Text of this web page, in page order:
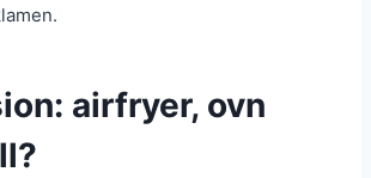
airfryer, ovn